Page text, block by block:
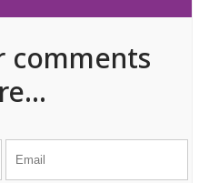
comments